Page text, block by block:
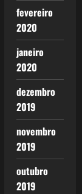
fevereiro
2020
janeiro
2020
dezembro
2019
novembro
2019
outubro
2019